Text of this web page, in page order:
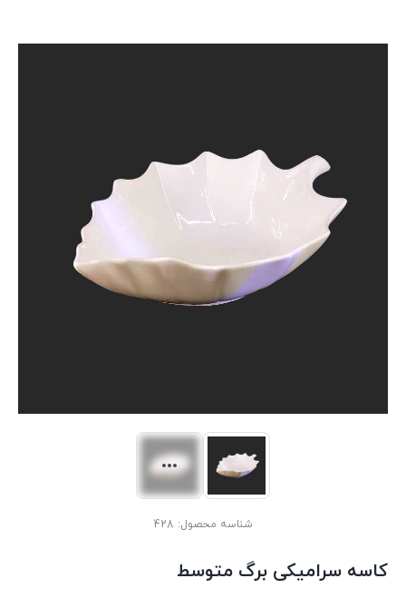
شناسه محصول: 428
کاسه سرامیکی برگ متوسط